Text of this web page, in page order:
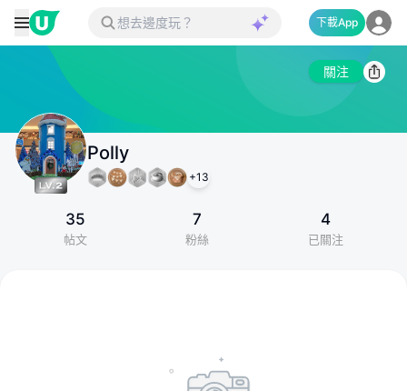
下載App
關注
Polly
+13
35
帖文
7
粉絲
4
已關注